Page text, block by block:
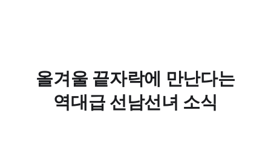
올겨울 끝자락에 만난다는
역대급 선남선녀 소식